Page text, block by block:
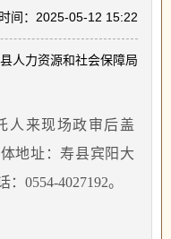
间：2025-05-12 15:22
人力资源和社会保障局
来现场政审后盖
地址：寿县宾阳大
0554-4027192。